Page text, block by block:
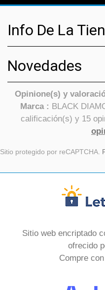
Info De La
Novedades
Opinione(s) y
Marca : BLACK
calificación(s) y 15
Sitio protegido por reCAPTCHA.
Sitio web encriptado
ofrecido
Compre